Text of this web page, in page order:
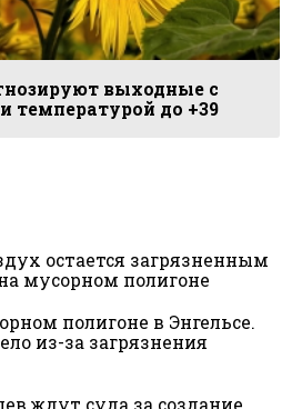
выходные с
температурой до +39
остается загрязненным
мусорном полигоне
полигоне в Энгельсе.
из-за загрязнения
ждут суда за создание